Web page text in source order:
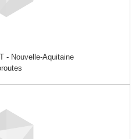
- Nouvelle-Aquitaine